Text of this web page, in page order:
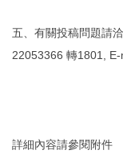
五、有關投稿問題請
22053366 轉1801,
詳細內容請參閱附件